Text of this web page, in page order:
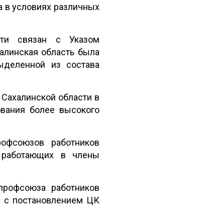
в условиях различных
связан с Указом
область была
из состава
области в
более высокого
работников
работающих в члены
работников
с постановлением ЦК